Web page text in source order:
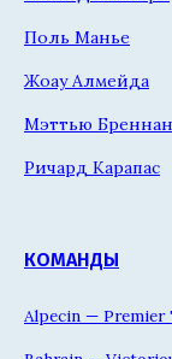
Поль Манье
Жоау Алмейда
Мэттью Бреннан
Ричард Карапас
КОМАНДЫ
Alpecin — Premier